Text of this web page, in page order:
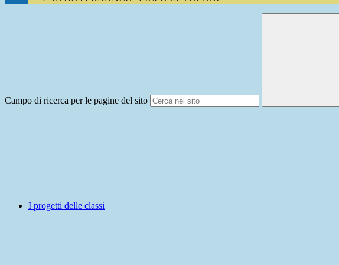
Campo di ricerca per le pagine del sito
I progetti delle classi